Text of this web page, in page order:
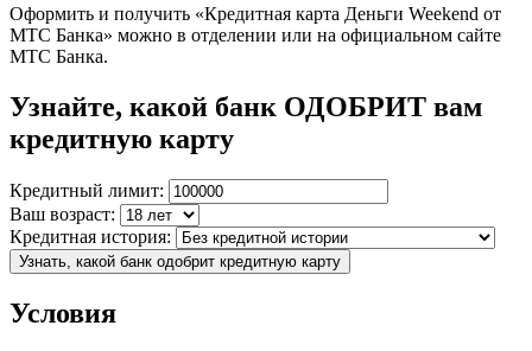
Оформить и получить «Кредитная карта Деньги Weekend от
МТС Банка» можно в отделении или на официальном сайте
МТС Банка.
Узнайте, какой банк ОДОБРИТ вам
кредитную карту
Кредитный лимит:
Ваш возраст:
Кредитная история:
Узнать, какой банк одобрит кредитную карту
Условия